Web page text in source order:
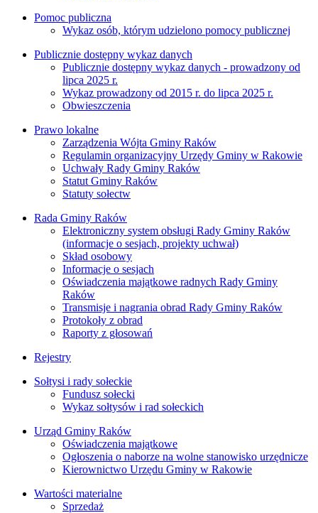
Pomoc publiczna
Wykaz osób, którym udzielono pomocy publicznej
Publicznie dostępny wykaz danych
Publicznie dostępny wykaz danych - prowadzony od
lipca 2025 r.
Wykaz prowadzony od 2015 r. do lipca 2025 r.
Obwieszczenia
Prawo lokalne
Zarządzenia Wójta Gminy Raków
Regulamin organizacyjny Urzędy Gminy w Rakowie
Uchwały Rady Gminy Raków
Statut Gminy Raków
Statuty sołectw
Rada Gminy Raków
Elektroniczny system obsługi Rady Gminy Raków
(informacje o sesjach, projekty uchwał)
Skład osobowy
Informacje o sesjach
Oświadczenia majątkowe radnych Rady Gminy
Raków
Transmisje i nagrania obrad Rady Gminy Raków
Protokoły z obrad
Raporty z głosowań
Rejestry
Sołtysi i rady sołeckie
Fundusz sołecki
Wykaz sołtysów i rad sołeckich
Urząd Gminy Raków
Oświadczenia majątkowe
Ogłoszenia o naborze na wolne stanowisko urzędnicze
Kierownictwo Urzędu Gminy w Rakowie
Wartości materialne
Sprzedaż